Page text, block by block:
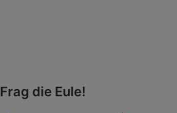
Frag die Eule!